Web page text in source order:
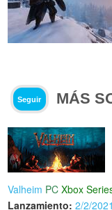
Seguir MÁS
Valheim PC Xbox
Lanzamiento: 2/2/2021